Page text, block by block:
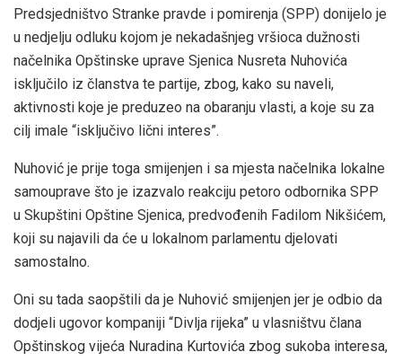
Predsjedništvo Stranke pravde i pomirenja (SPP) donijelo je
u nedjelju odluku kojom je nekadašnjeg vršioca dužnosti
načelnika Opštinske uprave Sjenica Nusreta Nuhovića
isključilo iz članstva te partije, zbog, kako su naveli,
aktivnosti koje je preduzeo na obaranju vlasti, a koje su za
cilj imale “isključivo lični interes”.
Nuhović je prije toga smijenjen i sa mjesta načelnika lokalne
samouprave što je izazvalo reakciju petoro odbornika SPP
u Skupštini Opštine Sjenica, predvođenih Fadilom Nikšićem,
koji su najavili da će u lokalnom parlamentu djelovati
samostalno.
Oni su tada saopštili da je Nuhović smijenjen jer je odbio da
dodjeli ugovor kompaniji “Divlja rijeka” u vlasništvu člana
Opštinskog vijeća Nuradina Kurtovića zbog sukoba interesa,